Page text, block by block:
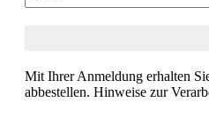
Mit Ihrer Anmeldung erhalten
abbestellen. Hinweise zur